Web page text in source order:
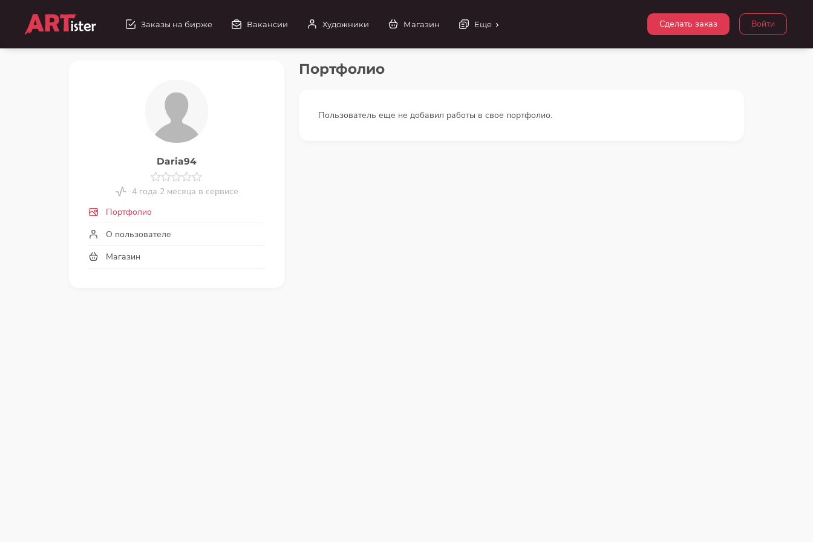
Войти
Сделать заказ
Заказы на бирже Вакансии Художники Магазин Еще
Daria94
4 года 2 месяца в сервисе
Портфолио
О пользователе
Магазин
Портфолио
Пользователь еще не добавил работы в свое портфолио.